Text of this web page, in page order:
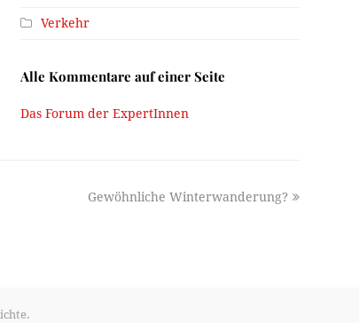
Verkehr
Alle Kommentare auf einer Seite
Das Forum der ExpertInnen
next
Gewöhnliche Winterwanderung?